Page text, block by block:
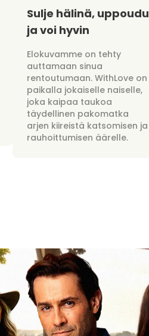
Sulje hälinä, uppoudu
ja voi hyvin
Elokuvamme on tehty
auttamaan sinua
rentoutumaan. WithLove on
paikalla jokaiselle naiselle,
joka kaipaa taukoa
täydellinen pakomatka
arjen kiireistä katsomisen ja
rauhoittumisen äärelle.